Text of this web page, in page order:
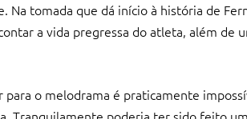
Na tomada que dá início à história de
a vida pregressa do atleta, além de
o melodrama é praticamente